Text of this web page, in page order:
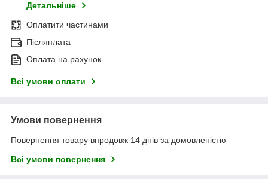
Детальніше
Оплатити частинами
Післяплата
Оплата на рахунок
Всі умови оплати
Умови повернення
Повернення товару впродовж 14 днів за домовленістю
Всі умови повернення